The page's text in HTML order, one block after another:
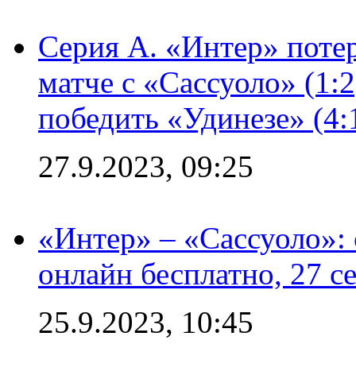
Серия А. «Интер»
матче с «Сассуоло»
победить «Удинезе»
27.9.2023, 09:25
«Интер» –
онлайн бесплатно, 27
25.9.2023, 10:45